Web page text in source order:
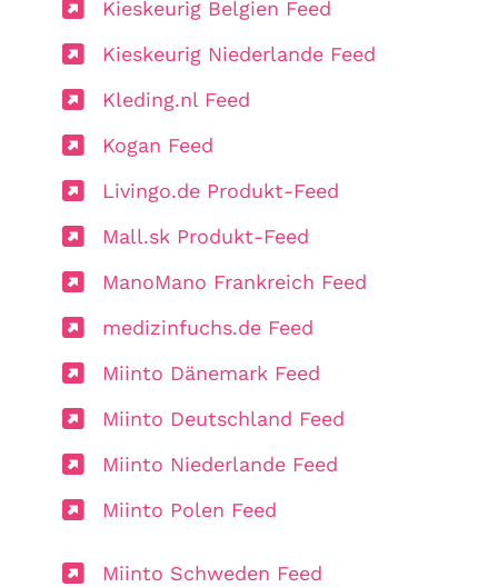
Kieskeurig Belgien Feed
Kieskeurig Niederlande Feed
Kleding.nl Feed
Kogan Feed
Livingo.de Produkt-Feed
Mall.sk Produkt-Feed
ManoMano Frankreich Feed
medizinfuchs.de Feed
Miinto Dänemark Feed
Miinto Deutschland Feed
Miinto Niederlande Feed
Miinto Polen Feed
Miinto Schweden Feed